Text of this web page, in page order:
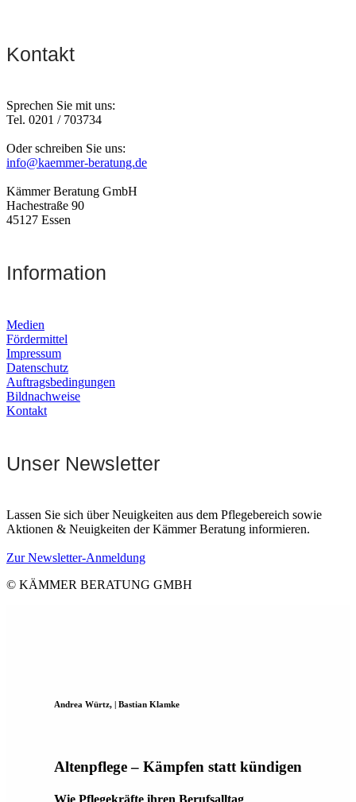
Kontakt
Sprechen Sie mit uns:
Tel. 0201 / 703734
Oder schreiben Sie uns:
info@kaemmer-beratung.de
Kämmer Beratung GmbH
Hachestraße 90
45127 Essen
Information
Medien
Fördermittel
Impressum
Datenschutz
Auftragsbedingungen
Bildnachweise
Kontakt
Unser Newsletter
Lassen Sie sich über Neuigkeiten aus dem Pflegebereich sowie
Aktionen & Neuigkeiten der Kämmer Beratung informieren.
Zur Newsletter-Anmeldung
© KÄMMER BERATUNG GMBH
Andrea Würtz, | Bastian Klamke
Altenpflege – Kämpfen statt kündigen